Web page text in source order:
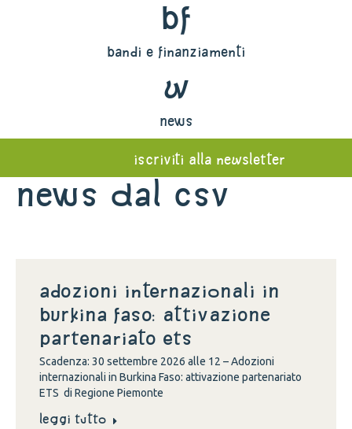
bf
bandi e finanziamenti
w
news
iscriviti alla newsletter
News dal Csv
Adozioni internazionali in
Burkina Faso: attivazione
partenariato ETS
Scadenza: 30 settembre 2026 alle 12 – Adozioni
internazionali in Burkina Faso: attivazione partenariato
ETS di Regione Piemonte
Leggi tutto